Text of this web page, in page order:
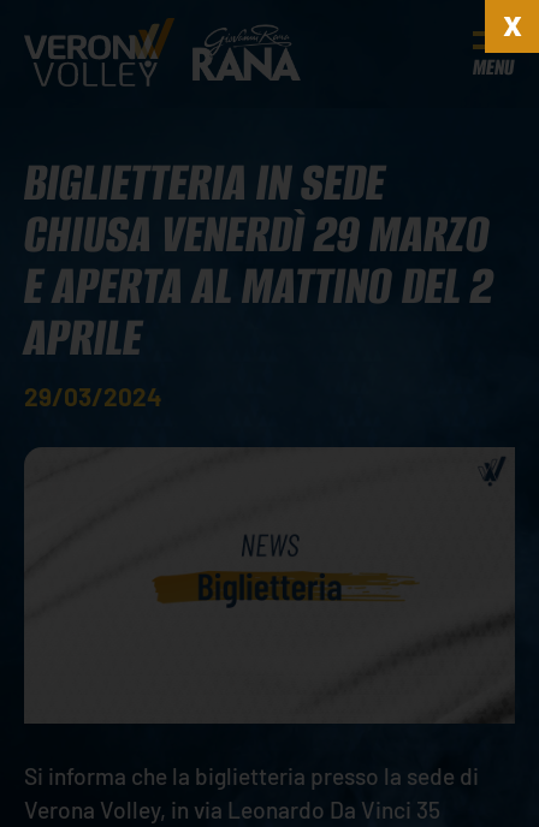
MENU
BIGLIETTERIA IN SEDE
CHIUSA VENERDÌ 29 MARZO
E APERTA AL MATTINO DEL 2
APRILE
29/03/2024
Si informa che la biglietteria presso la sede di
Verona Volley, in via Leonardo Da Vinci 35